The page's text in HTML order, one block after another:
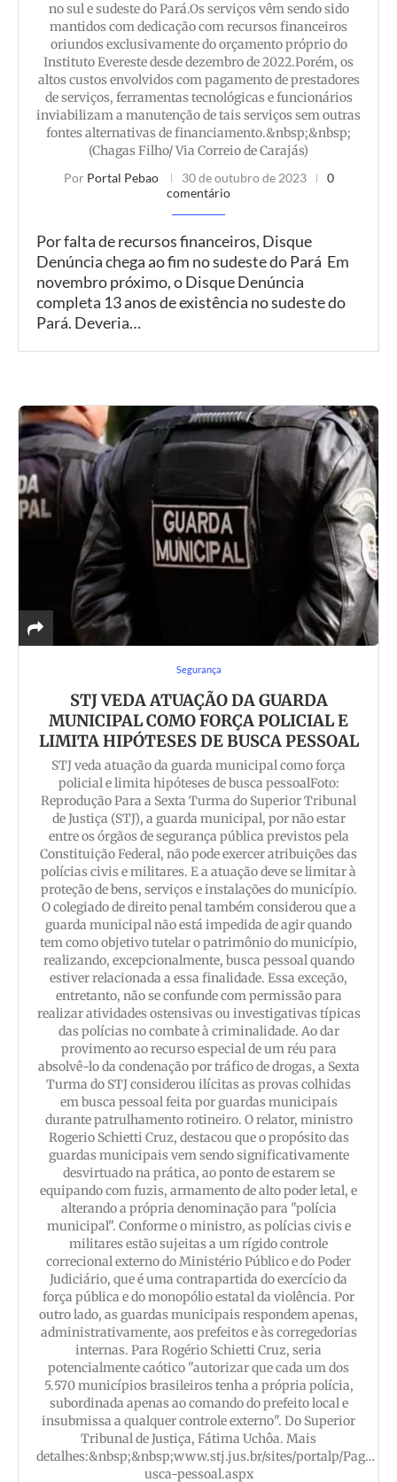
no sul e sudeste do Pará.Os serviços vêm sendo sido
mantidos com dedicação com recursos financeiros
oriundos exclusivamente do orçamento próprio do
Instituto Evereste desde dezembro de 2022.Porém, os
altos custos envolvidos com pagamento de prestadores
de serviços, ferramentas tecnológicas e funcionários
inviabilizam a manutenção de tais serviços sem outras
fontes alternativas de financiamento.&nbsp;&nbsp;
(Chagas Filho/ Via Correio de Carajás)
Por Portal Pebao 30 de outubro de 2023
0
comentário
Por falta de recursos financeiros, Disque
Denúncia chega ao fim no sudeste do Pará Em
novembro próximo, o Disque Denúncia
completa 13 anos de existência no sudeste do
Pará. Deveria…
Segurança
STJ VEDA ATUAÇÃO DA GUARDA
MUNICIPAL COMO FORÇA POLICIAL E
LIMITA HIPÓTESES DE BUSCA PESSOAL
STJ veda atuação da guarda municipal como força
policial e limita hipóteses de busca pessoalFoto:
Reprodução Para a Sexta Turma do Superior Tribunal
de Justiça (STJ), a guarda municipal, por não estar
entre os órgãos de segurança pública previstos pela
Constituição Federal, não pode exercer atribuições das
polícias civis e militares. E a atuação deve se limitar à
proteção de bens, serviços e instalações do município.
O colegiado de direito penal também considerou que a
guarda municipal não está impedida de agir quando
tem como objetivo tutelar o patrimônio do município,
realizando, excepcionalmente, busca pessoal quando
estiver relacionada a essa finalidade. Essa exceção,
entretanto, não se confunde com permissão para
realizar atividades ostensivas ou investigativas típicas
das polícias no combate à criminalidade. Ao dar
provimento ao recurso especial de um réu para
absolvê-lo da condenação por tráfico de drogas, a Sexta
Turma do STJ considerou ilícitas as provas colhidas
em busca pessoal feita por guardas municipais
durante patrulhamento rotineiro. O relator, ministro
Rogerio Schietti Cruz, destacou que o propósito das
guardas municipais vem sendo significativamente
desvirtuado na prática, ao ponto de estarem se
equipando com fuzis, armamento de alto poder letal, e
alterando a própria denominação para "polícia
municipal". Conforme o ministro, as polícias civis e
militares estão sujeitas a um rígido controle
correcional externo do Ministério Público e do Poder
Judiciário, que é uma contrapartida do exercício da
força pública e do monopólio estatal da violência. Por
outro lado, as guardas municipais respondem apenas,
administrativamente, aos prefeitos e às corregedorias
internas. Para Rogério Schietti Cruz, seria
potencialmente caótico "autorizar que cada um dos
5.570 municípios brasileiros tenha a própria polícia,
subordinada apenas ao comando do prefeito local e
insubmissa a qualquer controle externo". Do Superior
Tribunal de Justiça, Fátima Uchôa. Mais
detalhes:&nbsp;&nbsp;www.stj.jus.br/sites/portalp/Pag…
usca-pessoal.aspx